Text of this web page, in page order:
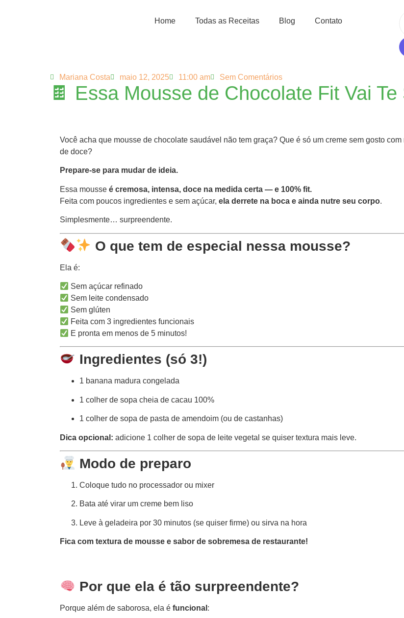
Home Todas as Receitas Blog Contato
Mariana Costa maio 12, 2025 11:00 am Sem Comentários
🍫 Essa Mousse de Chocolate Fit Vai
Você acha que mousse de chocolate saudável não tem graça? Que é só um creme sem gosto com
de doce?
Prepare-se para mudar de ideia.
Essa mousse é cremosa, intensa, doce na medida certa — e 100% fit.
Feita com poucos ingredientes e sem açúcar, ela derrete na boca e ainda nutre seu corpo.
Simplesmente… surpreendente.
O que tem de especial nessa mousse?
Ela é:
Sem açúcar refinado
Sem leite condensado
Sem glúten
Feita com 3 ingredientes funcionais
E pronta em menos de 5 minutos!
Ingredientes (só 3!)
1 banana madura congelada
1 colher de sopa cheia de cacau 100%
1 colher de sopa de pasta de amendoim (ou de castanhas)
Dica opcional: adicione 1 colher de sopa de leite vegetal se quiser textura mais leve.
Modo de preparo
Coloque tudo no processador ou mixer
Bata até virar um creme bem liso
Leve à geladeira por 30 minutos (se quiser firme) ou sirva na hora
Fica com textura de mousse e sabor de sobremesa de restaurante!
Por que ela é tão surpreendente?
Porque além de saborosa, ela é funcional :